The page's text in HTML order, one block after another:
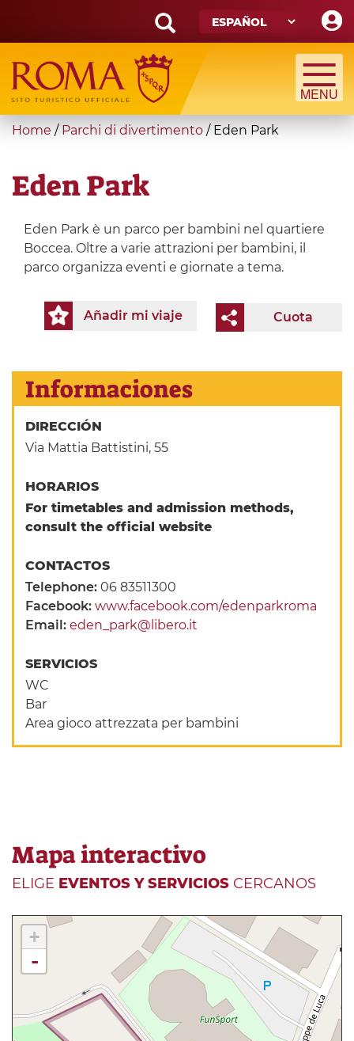
main
content
Search
form
Búsqueda
You
here
Home / Parchi di divertimento / Eden Park
Eden Park
Eden Park è un parco per bambini nel quartiere
Boccea. Oltre a varie attrazioni per bambini, il
parco organizza eventi e giornate a tema.
Cuota
Añadir mi viaje
Informaciones
DIRECCIÓN
Via Mattia Battistini, 55
HORARIOS
For timetables and admission methods,
consult the official website
CONTACTOS
Telephone:06 83511300
Facebook:www.facebook.com/edenparkroma
Email:eden_park@libero.it
SERVICIOS
WC
Bar
Area gioco attrezzata per bambini
Mapa interactivo
ELIGE EVENTOS Y SERVICIOS CERCANOS
+
-